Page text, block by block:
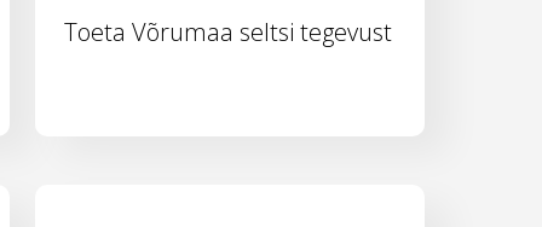
Toeta Võrumaa seltsi tegevust